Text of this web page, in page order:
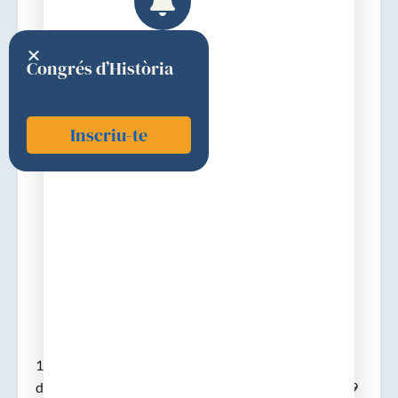
15-04-1951. (Barcelona, 16-06-1887 – Sant Climent
de Llobregat, 21-02-1959). Llicenciat el 1917, el 1929
Congrés d’Història
Inscriu-te